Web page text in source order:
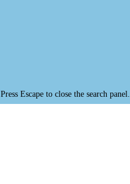
Press Escape to close the search panel.